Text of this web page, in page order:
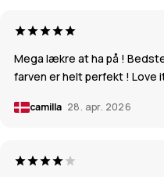
Mega lækre at ha på !
farven er helt perfekt ! Love
camilla 28. apr. 2026